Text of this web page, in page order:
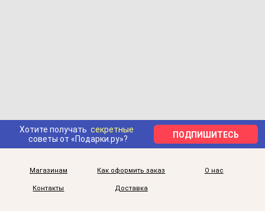
Хотите получать секретные
советы от «Подарки.ру»?
ПОДПИШИТЕСЬ
Магазинам Как оформить заказ О нас
Контакты Доставка